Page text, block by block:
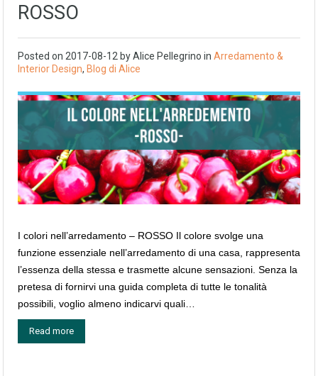
ROSSO
Posted on 2017-08-12 byAlice Pellegrino in Arredamento &
Interior Design, Blog di Alice
I colori nell’arredamento – ROSSO Il colore svolge una
funzione essenziale nell’arredamento di una casa, rappresenta
l’essenza della stessa e trasmette alcune sensazioni. Senza la
pretesa di fornirvi una guida completa di tutte le tonalità
possibili, voglio almeno indicarvi quali…
Read more